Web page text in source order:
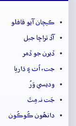
ڪيچان آيو قافلو
آڏ تراڇا جبل
ڏيرن جو ڏمر
جت، اُٺ ۽ ڌاريا
وديسي وَرُ
جَت نہ مِٽَ
دانھُون ڪُوڪُون